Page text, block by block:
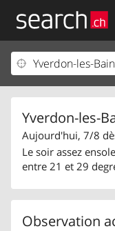
Yverdon-les-
Aujourd'hui, 7/8
Le soir assez
entre 21 et 29
Observation
Votre inscription
Centre clients
Mentions Légales